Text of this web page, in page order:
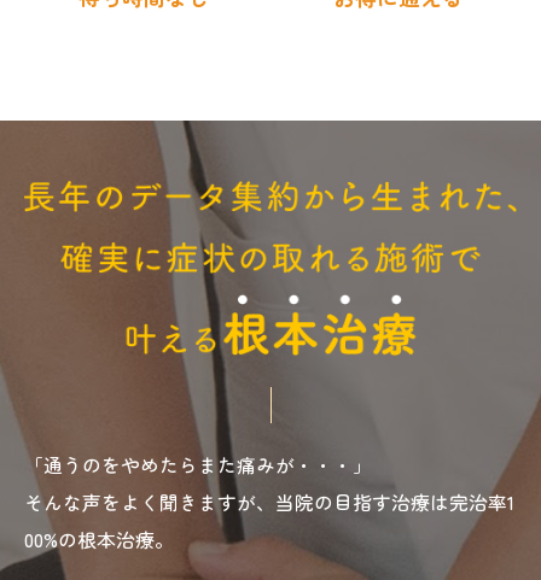
「通うのをやめたらまた痛みが・・・」
そんな声をよく聞きますが、当院の目指す治療は完治率1
00%の根本治療。